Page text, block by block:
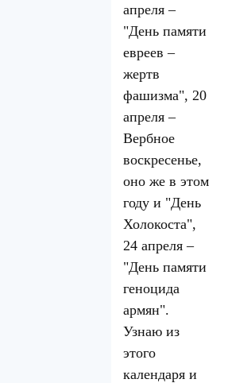
апреля –
"День памяти
евреев –
жертв
фашизма", 20
апреля –
Вербное
воскресенье,
оно же в этом
году и "День
Холокоста",
24 апреля –
"День памяти
геноцида
армян".
Узнаю из
этого
календаря и